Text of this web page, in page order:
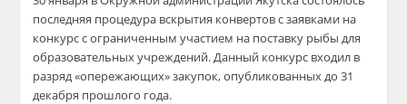
последняя процедура вскрытия конвертов с заявками на
конкурсс ограниченным участием на поставку рыбы для
образовательных учреждений. Данный конкурс входил в
разряд «опережающих» закупок, опубликованныхдо 31
декабря прошлого года.